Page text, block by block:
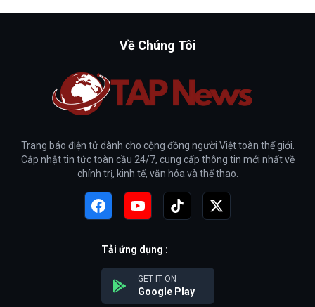
Về Chúng Tôi
Trang báo điện tử dành cho cộng đồng người Việt toàn thế giới.
Cập nhật tin tức toàn cầu 24/7, cung cấp thông tin mới nhất về
chính trị, kinh tế, văn hóa và thể thao.
Tải ứng dụng :
GET IT ON
Google Play